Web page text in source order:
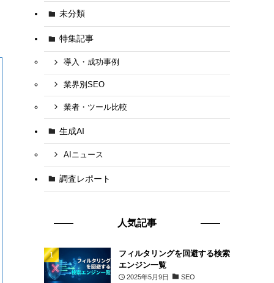
未分類
特集記事
導入・成功事例
業界別SEO
業者・ツール比較
生成AI
AIニュース
調査レポート
人気記事
フィルタリングを回避する検索
エンジン一覧
2025年5月9日 SEO